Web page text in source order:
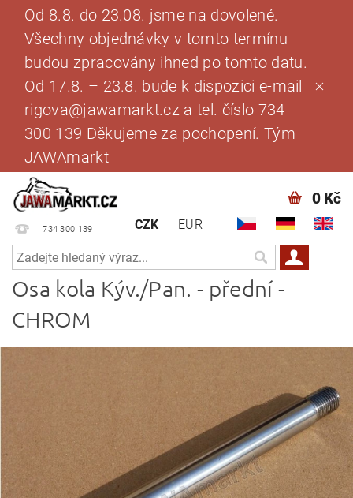
Od 8.8. do 23.08. jsme na dovolené.
Všechny objednávky v tomto termínu
budou zpracovány ihned po tomto datu.
Od 17.8. – 23.8. bude k dispozici e-mail
rigova@jawamarkt.cz a tel. číslo 734
300 139 Děkujeme za pochopení. Tým
JAWAmarkt
734 300 139 CZK EUR
0 Kč
Osa kola Kýv./Pan. - přední -
CHROM